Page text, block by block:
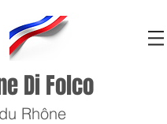
Di Folco
Rhône